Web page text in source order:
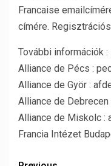
Francaise
címére.
További információk :
Alliance de Pécs :
Alliance de Györ :
Alliance de Debrecen
Alliance de Miskolc :
Francia Intézet